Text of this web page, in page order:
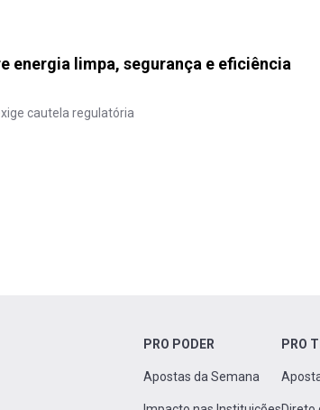
energia limpa, segurança e eficiência
cautela regulatória
PRO PODER
Apostas da Semana
PRO